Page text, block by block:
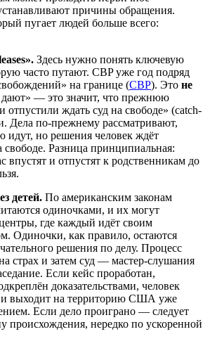
причины обращения.
пугает людей больше всего:
Здесь нужно понять ключевую
часто путают. CBP уже год подряд
на границе (CBP). Это не
— это значит, что прежнюю
отпустили ждать суд на свободе» (catch-
Дела по-прежнему рассматривают,
идут, но решения человек ждёт
свободе. Разница принципиальная:
впустят и отпустят к родственникам до
детей. По американским законам
одиночками, и их могут
где каждый идёт своим
Одиночки, как правило, остаются
решения по делу. Процесс
страх и затем суд — мастер-слушания
Если кейс проработан,
доказательствами, человек
и выходит на территорию США уже
Если дело проиграно — следует
происхождения, нередко по ускоренной